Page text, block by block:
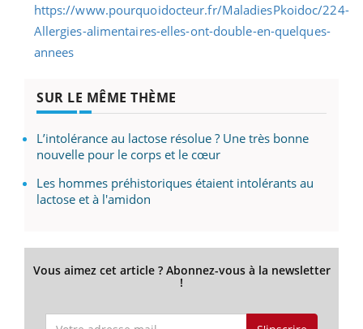
SUR LE MÊME THÈME
L’intolérance au lactose résolue ? Une très bonne
nouvelle pour le corps et le cœur
Les hommes préhistoriques étaient intolérants au
lactose et à l'amidon
Vous aimez cet article ? Abonnez-vous à la newsletter
!